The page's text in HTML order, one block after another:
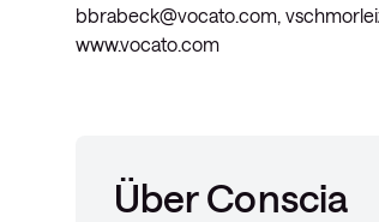
bbrabeck@vocato.com,
www.vocato.com
Über Conscia